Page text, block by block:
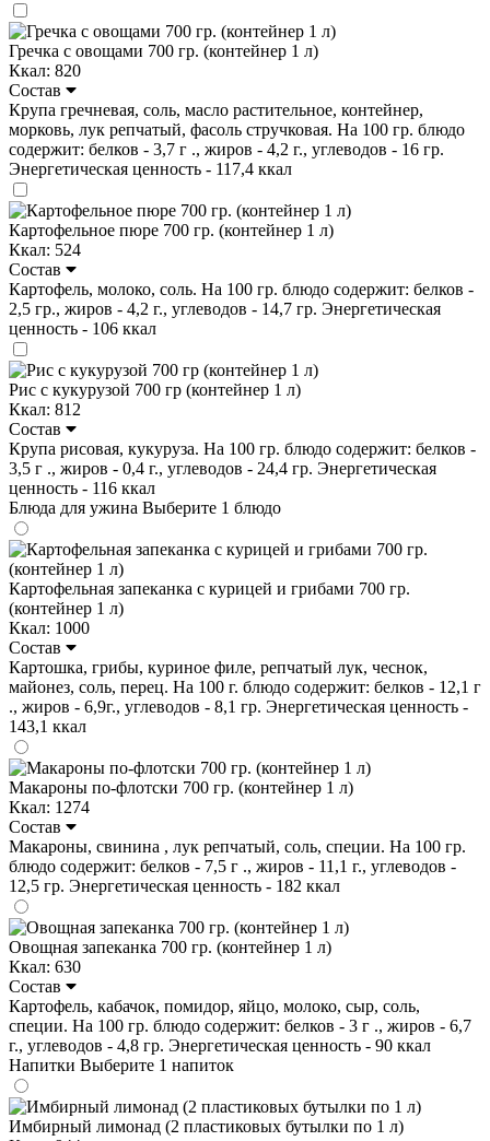
Гречка с овощами 700 гр. (контейнер 1 л)
Ккал: 820
Состав
Крупа гречневая, соль, масло растительное, контейнер,
морковь, лук репчатый, фасоль стручковая. На 100 гр. блюдо
содержит: белков - 3,7 г ., жиров - 4,2 г., углеводов - 16 гр.
Энергетическая ценность - 117,4 ккал
Картофельное пюре 700 гр. (контейнер 1 л)
Ккал: 524
Состав
Картофель, молоко, соль. На 100 гр. блюдо содержит: белков -
2,5 гр., жиров - 4,2 г., углеводов - 14,7 гр. Энергетическая
ценность - 106 ккал
Рис с кукурузой 700 гр (контейнер 1 л)
Ккал: 812
Состав
Крупа рисовая, кукуруза. На 100 гр. блюдо содержит: белков -
3,5 г ., жиров - 0,4 г., углеводов - 24,4 гр. Энергетическая
ценность - 116 ккал
Блюда для ужина Выберите 1 блюдо
Картофельная запеканка с курицей и грибами 700 гр.
(контейнер 1 л)
Ккал: 1000
Состав
Картошка, грибы, куриное филе, репчатый лук, чеснок,
майонез, соль, перец. На 100 г. блюдо содержит: белков - 12,1 г
., жиров - 6,9г., углеводов - 8,1 гр. Энергетическая ценность -
143,1 ккал
Макароны по-флотски 700 гр. (контейнер 1 л)
Ккал: 1274
Состав
Макароны, свинина , лук репчатый, соль, специи. На 100 гр.
блюдо содержит: белков - 7,5 г ., жиров - 11,1 г., углеводов -
12,5 гр. Энергетическая ценность - 182 ккал
Овощная запеканка 700 гр. (контейнер 1 л)
Ккал: 630
Состав
Картофель, кабачок, помидор, яйцо, молоко, сыр, соль,
специи. На 100 гр. блюдо содержит: белков - 3 г ., жиров - 6,7
г., углеводов - 4,8 гр. Энергетическая ценность - 90 ккал
Напитки Выберите 1 напиток
Имбирный лимонад (2 пластиковых бутылки по 1 л)